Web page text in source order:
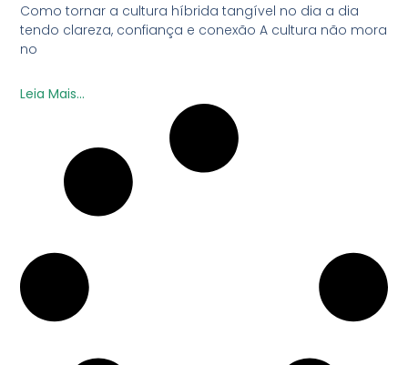
Como tornar a cultura híbrida tangível no dia a dia
tendo clareza, confiança e conexão A cultura não mora
no
Leia Mais...